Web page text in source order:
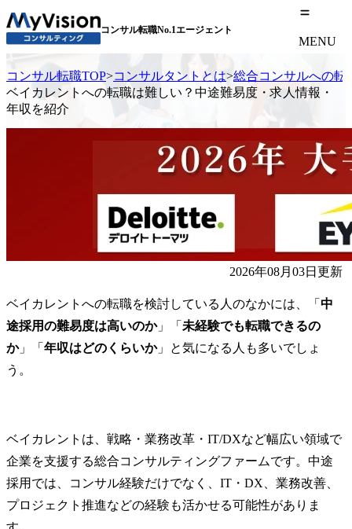
コンサル転職No.1エージェント
MENU
コンサル転職TOP>コンサルタントとは>総合コンサルへの転
ベイカレントへの転職は難しい？中途難易度・求人情報・
年収を紹介
2026年08月03日更新
ベイカレントへの転職を検討している人のなかには、「 中
途採用の難易度は高いのか」「 未経験でも転職できるの
か」「 年収はどのくらいか」と気になる人も多いでしょ
う。
ベイカレントは、戦略・業務改革・IT/DXなど幅広い領域で
企業を支援する総合コンサルティングファームです。中途
採用では、コンサル経験だけでなく、IT・DX、業務改善、
プロジェクト推進などの経験も活かせる可能性がありま